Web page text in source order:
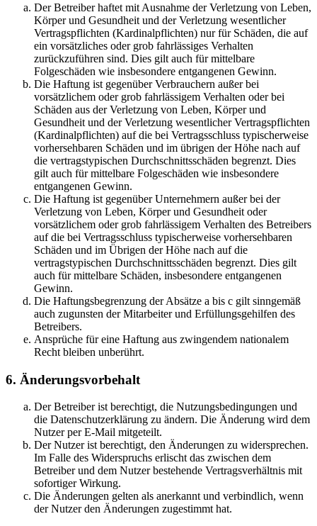
Der Betreiber haftet mit Ausnahme der Verletzung von Leben,
Körper und Gesundheit und der Verletzung wesentlicher
Vertragspflichten (Kardinalpflichten) nur für Schäden, die auf
ein vorsätzliches oder grob fahrlässiges Verhalten
zurückzuführen sind. Dies gilt auch für mittelbare
Folgeschäden wie insbesondere entgangenen Gewinn.
Die Haftung ist gegenüber Verbrauchern außer bei
vorsätzlichem oder grob fahrlässigem Verhalten oder bei
Schäden aus der Verletzung von Leben, Körper und
Gesundheit und der Verletzung wesentlicher Vertragspflichten
(Kardinalpflichten) auf die bei Vertragsschluss typischerweise
vorhersehbaren Schäden und im übrigen der Höhe nach auf
die vertragstypischen Durchschnittsschäden begrenzt. Dies
gilt auch für mittelbare Folgeschäden wie insbesondere
entgangenen Gewinn.
Die Haftung ist gegenüber Unternehmern außer bei der
Verletzung von Leben, Körper und Gesundheit oder
vorsätzlichem oder grob fahrlässigem Verhalten des Betreibers
auf die bei Vertragsschluss typischerweise vorhersehbaren
Schäden und im Übrigen der Höhe nach auf die
vertragstypischen Durchschnittsschäden begrenzt. Dies gilt
auch für mittelbare Schäden, insbesondere entgangenen
Gewinn.
Die Haftungsbegrenzung der Absätze a bis c gilt sinngemäß
auch zugunsten der Mitarbeiter und Erfüllungsgehilfen des
Betreibers.
Ansprüche für eine Haftung aus zwingendem nationalem
Recht bleiben unberührt.
6. Änderungsvorbehalt
Der Betreiber ist berechtigt, die Nutzungsbedingungen und
die Datenschutzerklärung zu ändern. Die Änderung wird dem
Nutzer per E-Mail mitgeteilt.
Der Nutzer ist berechtigt, den Änderungen zu widersprechen.
Im Falle des Widerspruchs erlischt das zwischen dem
Betreiber und dem Nutzer bestehende Vertragsverhältnis mit
sofortiger Wirkung.
Die Änderungen gelten als anerkannt und verbindlich, wenn
der Nutzer den Änderungen zugestimmt hat.